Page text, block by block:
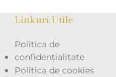
Linkuri Utile
Politica de
confidențialitate
Politica de cookies